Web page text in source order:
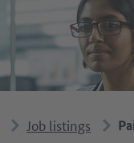
Job listings